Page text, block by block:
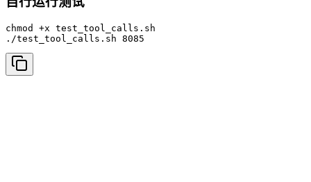
chmod +x test_tool_calls.sh
./test_tool_calls.sh 8085